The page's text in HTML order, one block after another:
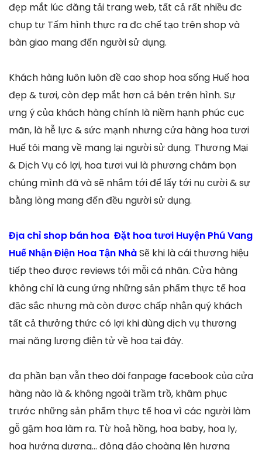
đẹp mắt lúc đăng tải trang web, tất cả rất nhiều đc
chụp tự Tấm hình thực ra đc chế tạo trên shop và
bàn giao mang đến người sử dụng.
Khách hàng luôn luôn đề cao shop hoa sống Huế hoa
đẹp & tươi, còn đẹp mắt hơn cả bên trên hình. Sự
ưng ý của khách hàng chính là niềm hạnh phúc cục
mãn, là hễ lực & sức mạnh nhưng cửa hàng hoa tươi
Huế tôi mang về mang lại người sử dụng. Thương Mại
& Dịch Vụ có lợi, hoa tươi vui là phương châm bọn
chúng mình đã và sẽ nhắm tới để lấy tới nụ cười & sự
bằng lòng mang đến đều người sử dụng.
Địa chỉ shop bán hoa Đặt hoa tươi Huyện Phú Vang
Huế Nhận Điện Hoa Tận NhàSẽ khi là cái thương hiệu
tiếp theo được reviews tới mỗi cá nhân. Cửa hàng
không chỉ là cung ứng những sản phẩm thực tế hoa
đặc sắc nhưng mà còn được chấp nhận quý khách
tất cả thưởng thức có lợi khi dùng dịch vụ thương
mại năng lượng điện tử về hoa tại đây.
đa phần bạn vẫn theo dõi fanpage facebook của cửa
hàng nào là & không ngoài trầm trồ, khâm phục
trước những sản phẩm thực tế hoa vì các người làm
gỗ gặm hoa làm ra. Từ hoả hồng, hoa baby, hoa ly,
hoa hướng dương… đông đảo choàng lên hương